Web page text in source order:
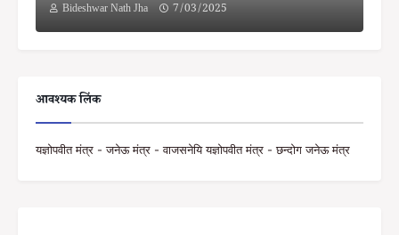
Bideshwar Nath Jha 7/03/2025
आवश्यक लिंक
यज्ञोपवीत मंत्र - जनेऊ मंत्र - वाजसनेयि यज्ञोपवीत मंत्र - छन्दोग जनेऊ मंत्र